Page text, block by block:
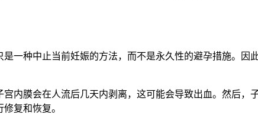
种中止当前妊娠的方法，而不是永久性的避孕措施。因
膜会在人流后几天内剥离，这可能会导致出血。然后，
复和恢复。